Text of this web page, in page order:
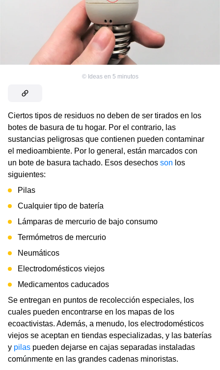
© Ideas en 5 minutos
Ciertos tipos de residuos no deben de ser tirados en los
botes de basura de tu hogar. Por el contrario, las
sustancias peligrosas que contienen pueden contaminar
el medioambiente. Por lo general, están marcados con
un bote de basura tachado. Esos desechos son los
siguientes:
Pilas
Cualquier tipo de batería
Lámparas de mercurio de bajo consumo
Termómetros de mercurio
Neumáticos
Electrodomésticos viejos
Medicamentos caducados
Se entregan en puntos de recolección especiales, los
cuales pueden encontrarse en los mapas de los
ecoactivistas. Además, a menudo, los electrodomésticos
viejos se aceptan en tiendas especializadas, y las baterías
y pilas pueden dejarse en cajas separadas instaladas
comúnmente en las grandes cadenas minoristas.